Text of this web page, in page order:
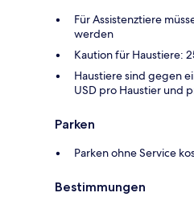
Für Assistenztiere
werden
Kaution für Haustiere:
Haustiere sind gegen
USD pro Haustier und
Parken
Parken ohne Service
Bestimmungen